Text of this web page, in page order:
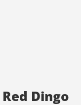
Dingo